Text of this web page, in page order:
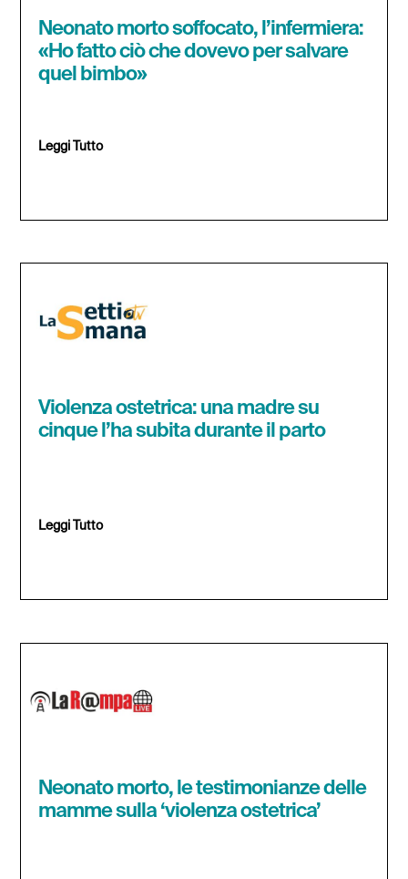
Neonato morto soffocato, l’infermiera:
«Ho fatto ciò che dovevo per salvare
quel bimbo»
Leggi Tutto
Violenza ostetrica: una madre su
cinque l’ha subita durante il parto
Leggi Tutto
Neonato morto, le testimonianze delle
mamme sulla ‘violenza ostetrica’